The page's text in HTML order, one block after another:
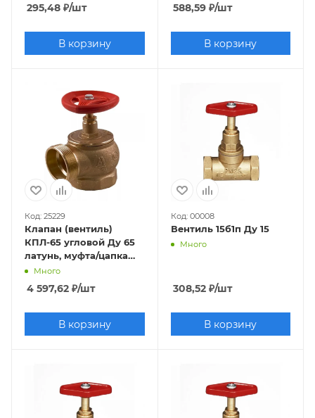
295,48 ₽/шт
В корзину
588,59₽/шт
В корзину
Код: 25229
Клапан (вентиль)
КПЛ-65 угловой Ду 65
латунь, муфта/цапка
(исполнение 1)
Много
4 597,62 ₽/шт
В корзину
Код: 00008
Вентиль 15б1п Ду 15
Много
308,52₽/шт
В корзину